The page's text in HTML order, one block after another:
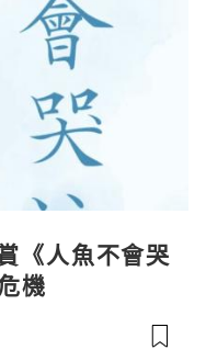
《人魚不會哭
機